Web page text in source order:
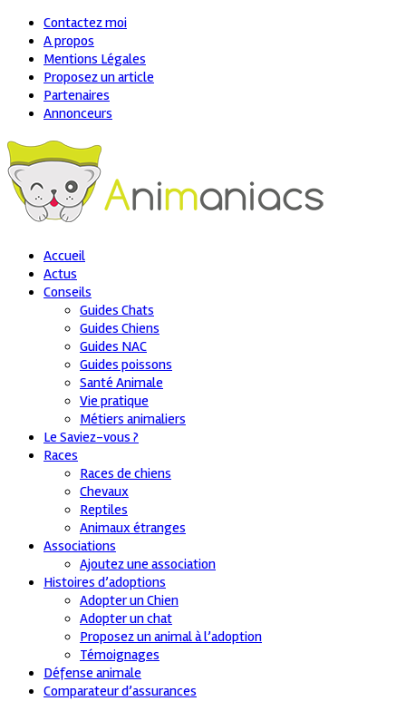
Contactez moi
A propos
Mentions Légales
Proposez un article
Partenaires
Annonceurs
Accueil
Actus
Conseils
Guides Chats
Guides Chiens
Guides NAC
Guides poissons
Santé Animale
Vie pratique
Métiers animaliers
Le Saviez-vous ?
Races
Races de chiens
Chevaux
Reptiles
Animaux étranges
Associations
Ajoutez une association
Histoires d’adoptions
Adopter un Chien
Adopter un chat
Proposez un animal à l’adoption
Témoignages
Défense animale
Comparateur d’assurances